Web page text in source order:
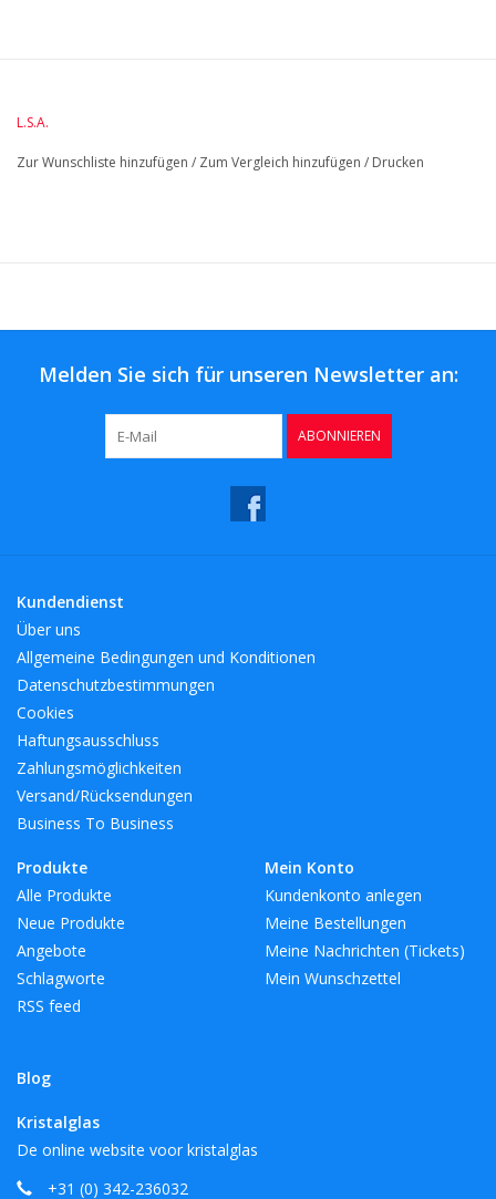
elegant und kompakt. Für Petit Four oder Makronen.
L.S.A.
Zur Wunschliste hinzufügen / Zum Vergleich hinzufügen / Drucken
Melden Sie sich für unseren Newsletter an:
ABONNIEREN
Kundendienst
Über uns
Allgemeine Bedingungen und Konditionen
Datenschutzbestimmungen
Cookies
Haftungsausschluss
Zahlungsmöglichkeiten
Versand/Rücksendungen
Business To Business
Produkte
Alle Produkte
Neue Produkte
Angebote
Schlagworte
RSS feed
Blog
Mein Konto
Kundenkonto anlegen
Meine Bestellungen
Meine Nachrichten (Tickets)
Mein Wunschzettel
Kristalglas
De online website voor kristalglas
+31 (0) 342-236032